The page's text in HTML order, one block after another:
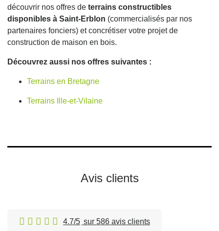
découvrir nos offres de terrains constructibles
disponibles à Saint-Erblon (commercialisés par nos
partenaires fonciers) et concrétiser votre projet de
construction de maison en bois.
Découvrez aussi nos offres suivantes :
Terrains en Bretagne
Terrains Ille-et-Vilaine
Avis clients
4.7/5 sur 586 avis clients